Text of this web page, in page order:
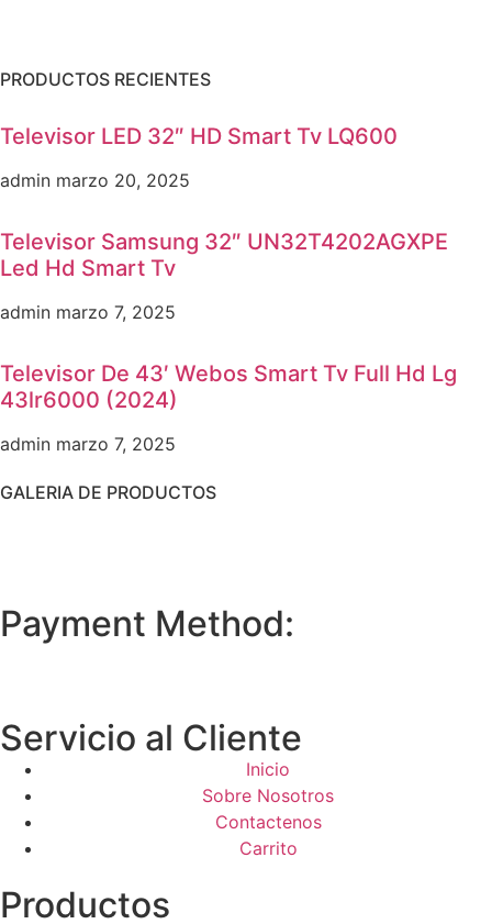
PRODUCTOS RECIENTES
Televisor LED 32″ HD Smart Tv LQ600
admin marzo 20, 2025
Televisor Samsung 32″ UN32T4202AGXPE
Led Hd Smart Tv
admin marzo 7, 2025
Televisor De 43′ Webos Smart Tv Full Hd Lg
43lr6000 (2024)
admin marzo 7, 2025
GALERIA DE PRODUCTOS
Payment Method:
Servicio al Cliente
Inicio
Sobre Nosotros
Contactenos
Carrito
Productos